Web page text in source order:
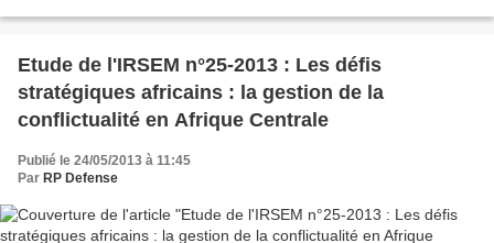
ESMENJAUD,...
Etude de l'IRSEM n°25-2013 : Les défis
stratégiques africains : la gestion de la
conflictualité en Afrique Centrale
Publié le 24/05/2013 à 11:45
Par RP Defense